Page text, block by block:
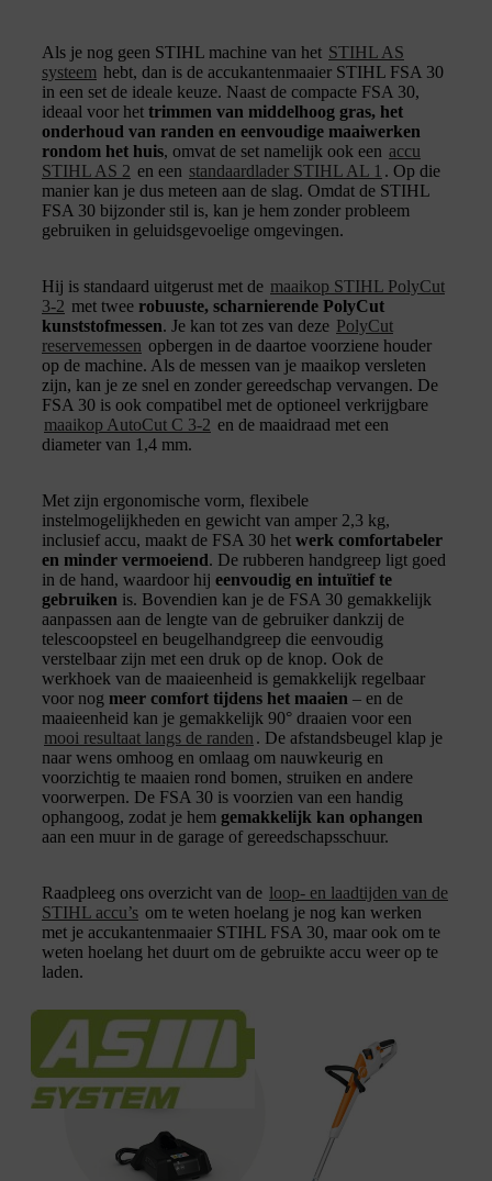
Als je nog geen STIHL machine van het STIHL AS
systeem hebt, dan is de accukantenmaaier STIHL FSA 30
in een set de ideale keuze. Naast de compacte FSA 30,
ideaal voor het trimmen van middelhoog gras, het
onderhoud van randen en eenvoudige maaiwerken
rondom het huis, omvat de set namelijk ook een accu
STIHL AS 2 en een standaardlader STIHL AL 1 . Op die
manier kan je dus meteen aan de slag. Omdat de STIHL
FSA 30 bijzonder stil is, kan je hem zonder probleem
gebruiken in geluidsgevoelige omgevingen.
Hij is standaard uitgerust met de maaikop STIHL PolyCut
3-2 met twee robuuste, scharnierende PolyCut
kunststofmessen. Je kan tot zes van deze PolyCut
reservemessen opbergen in de daartoe voorziene houder
op de machine. Als de messen van je maaikop versleten
zijn, kan je ze snel en zonder gereedschap vervangen. De
FSA 30 is ook compatibel met de optioneel verkrijgbare
maaikop AutoCut C 3-2 en de maaidraad met een
diameter van 1,4 mm.
Met zijn ergonomische vorm, flexibele
instelmogelijkheden en gewicht van amper 2,3 kg,
inclusief accu, maakt de FSA 30 het werk comfortabeler
en minder vermoeiend. De rubberen handgreep ligt goed
in de hand, waardoor hij eenvoudig en intuïtief te
gebruiken is. Bovendien kan je de FSA 30 gemakkelijk
aanpassen aan de lengte van de gebruiker dankzij de
telescoopsteel en beugelhandgreep die eenvoudig
verstelbaar zijn met een druk op de knop. Ook de
werkhoek van de maaieenheid is gemakkelijk regelbaar
voor nog meer comfort tijdens het maaien – en de
maaieenheid kan je gemakkelijk 90° draaien voor een
mooi resultaat langs de randen . De afstandsbeugel klap je
naar wens omhoog en omlaag om nauwkeurig en
voorzichtig te maaien rond bomen, struiken en andere
voorwerpen. De FSA 30 is voorzien van een handig
ophangoog, zodat je hem gemakkelijk kan ophangen
aan een muur in de garage of gereedschapsschuur.
Raadpleeg ons overzicht van de loop- en laadtijden van de
STIHL accu’s om te weten hoelang je nog kan werken
met je accukantenmaaier STIHL FSA 30, maar ook om te
weten hoelang het duurt om de gebruikte accu weer op te
laden.